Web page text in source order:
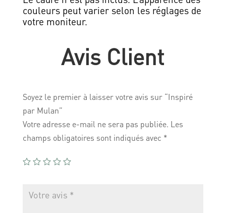
couleurs peut varier selon les réglages de
votre moniteur.
Avis Client
Soyez le premier à laisser votre avis sur “Inspiré
par Mulan”
Votre adresse e-mail ne sera pas publiée. Les
champs obligatoires sont indiqués avec *